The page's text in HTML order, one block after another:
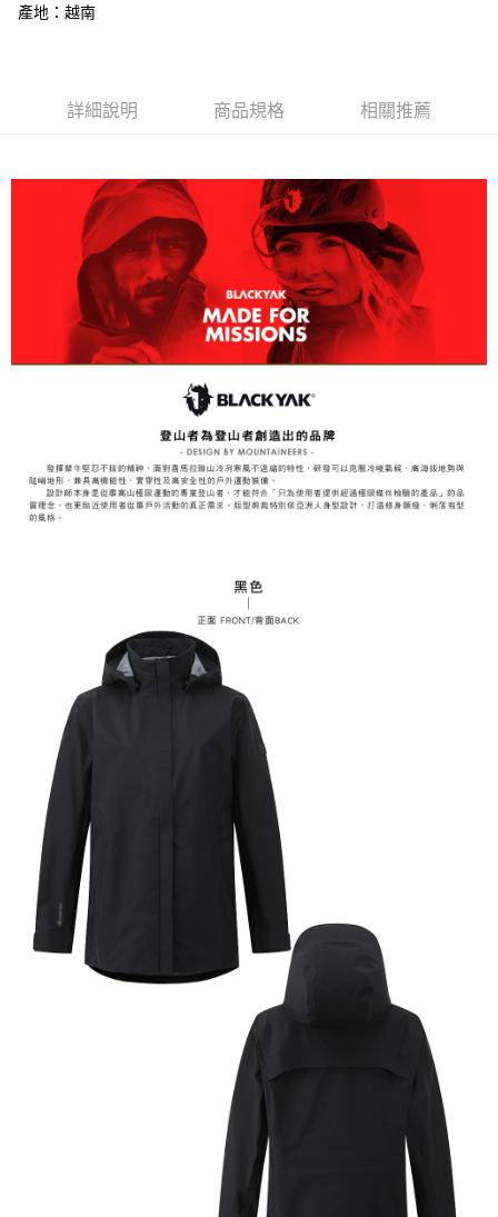
３．收到繳費通知簡訊後14天內，點擊此簡訊中的連結，可透過四大超商／
※ 交易是否成功請以「AFTEE先享後付 」之結帳頁面顯示為準，若有關於
【注意事項】
１．透過由恩沛科技股份有限公司提供之「AFTEE先享後付」服務完成之交
易，需依本服務之必要範圍內提供個人資料，並將交易相關給付款項請求債
權轉讓予恩沛科技股份有限公司。
２．關於個人資料處理事宜，請瀏覽以下網址：
https://aftee.tw/terms/#terms3
３．未成年的使用者請事先徵得法定代理人或監護人之同意方可使用
「AFTEE先享後付」，若未經同意申辦者引起之損失，本公司不負相關責
時審查核予不同之上限額度；若仍有額度不足之情形，本公司將視審查結果
５．嚴禁一人註冊多個帳號或使用他人資訊註冊。若發現惡意使用之情形，
恩沛科技股份有限公司將有權停止該用戶之使用額度並採取法律行動。
付款後萊爾富取貨
7-11取貨付款
每筆NT$60，滿NT$799(含以上)免運費
付款後7-11取貨
每筆NT$60，滿NT$799(含以上)免運費
每筆NT$70，滿NT$799(含以上)免運費
產地：越南
詳細說明 商品規格 相關推薦